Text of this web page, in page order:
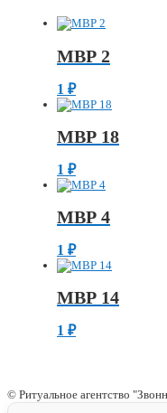
МВР 2
1 ₽
МВР 18
1 ₽
МВР 4
1 ₽
МВР 14
1 ₽
© Ритуальное агентство